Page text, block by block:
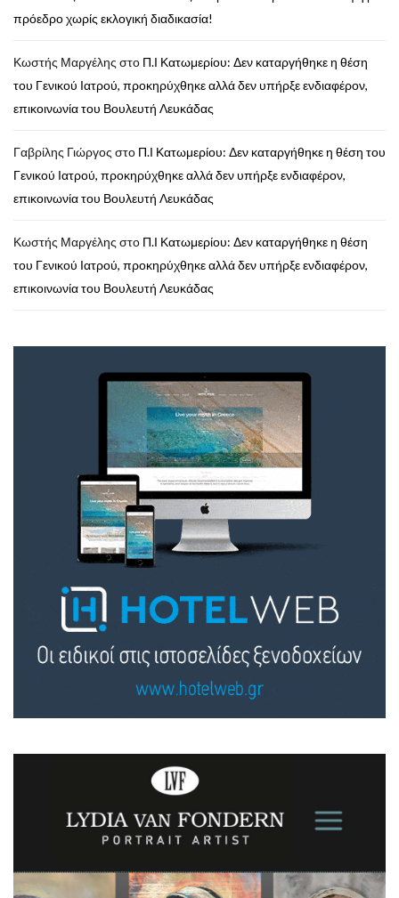
πρόεδρο χωρίς εκλογική διαδικασία!
Κωστής Μαργέλης στο Π.Ι Κατωμερίου: Δεν καταργήθηκε η θέση
του Γενικού Ιατρού, προκηρύχθηκε αλλά δεν υπήρξε ενδιαφέρον,
επικοινωνία του Βουλευτή Λευκάδας
Γαβρίλης Γιώργος στο Π.Ι Κατωμερίου: Δεν καταργήθηκε η θέση του
Γενικού Ιατρού, προκηρύχθηκε αλλά δεν υπήρξε ενδιαφέρον,
επικοινωνία του Βουλευτή Λευκάδας
Κωστής Μαργέλης στο Π.Ι Κατωμερίου: Δεν καταργήθηκε η θέση
του Γενικού Ιατρού, προκηρύχθηκε αλλά δεν υπήρξε ενδιαφέρον,
επικοινωνία του Βουλευτή Λευκάδας